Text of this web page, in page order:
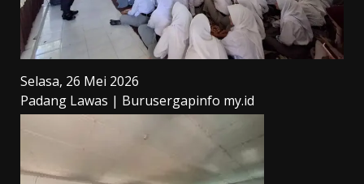
Selasa, 26 Mei 2026
Padang Lawas | Burusergapinfo my.id